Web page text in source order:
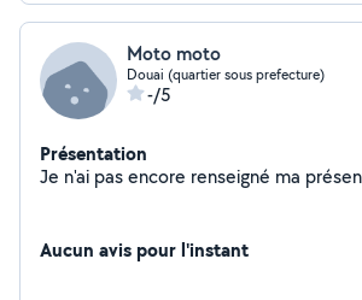
Moto moto
Douai (quartier sous prefecture)
-/5
Présentation
Je n'ai pas encore
Aucun avis pour l'instant